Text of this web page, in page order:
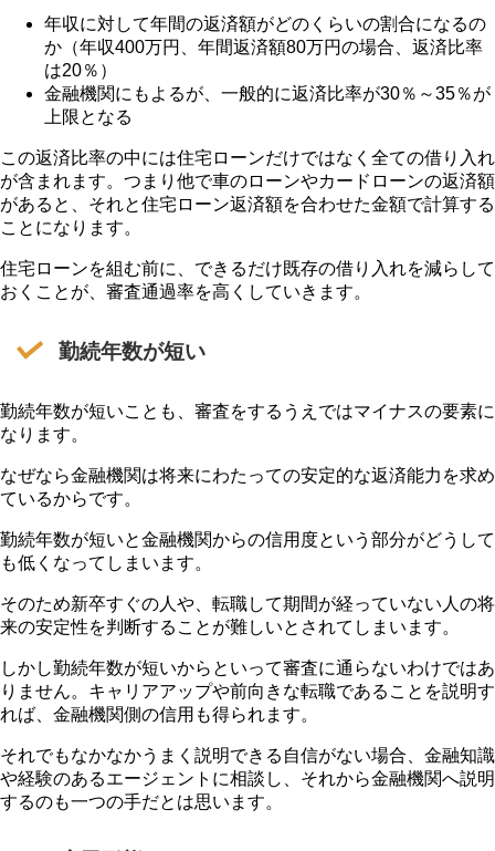
年収に対して年間の返済額がどのくらいの割合になるの
か（年収400万円、年間返済額80万円の場合、返済比率
は20％）
金融機関にもよるが、一般的に返済比率が30％～35％が
上限となる
この返済比率の中には住宅ローンだけではなく全ての借り入れ
が含まれます。つまり他で車のローンやカードローンの返済額
があると、それと住宅ローン返済額を合わせた金額で計算する
ことになります。
住宅ローンを組む前に、できるだけ既存の借り入れを減らして
おくことが、審査通過率を高くしていきます。
勤続年数が短い
勤続年数が短いことも、審査をするうえではマイナスの要素に
なります。
なぜなら金融機関は将来にわたっての安定的な返済能力を求め
ているからです。
勤続年数が短いと金融機関からの信用度という部分がどうして
も低くなってしまいます。
そのため新卒すぐの人や、転職して期間が経っていない人の将
来の安定性を判断することが難しいとされてしまいます。
しかし勤続年数が短いからといって審査に通らないわけではあ
りません。キャリアアップや前向きな転職であることを説明す
れば、金融機関側の信用も得られます。
それでもなかなかうまく説明できる自信がない場合、金融知識
や経験のあるエージェントに相談し、それから金融機関へ説明
するのも一つの手だとは思います。